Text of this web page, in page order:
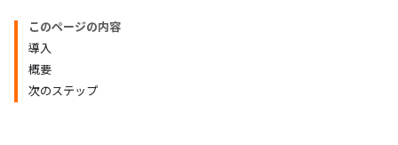
このページの内容
導入
概要
次のステップ